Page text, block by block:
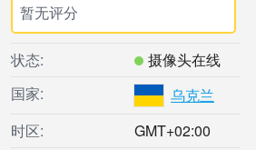
暂无评分
状态:
摄像头在线
国家:
乌克兰
时区:
GMT+02:00